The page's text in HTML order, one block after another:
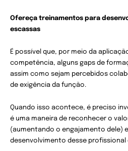
Ofereça treinamentos para
escassas
É possível que, por meio da
competência, alguns gaps de
assim como sejam percebidos
de exigência da função.
Quando isso acontece, é preciso
é uma maneira de reconhecer o
(aumentando o engajamento dele)
desenvolvimento desse profissional